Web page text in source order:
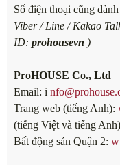
Số điện thoại cũng
Viber / Line / Kakao
ID: prohousevn )
ProHOUSE Co., Ltd
Email: i
Trang web (tiếng Anh):
(tiếng Việt và tiếng Anh)
Bất động sản Quận 2: